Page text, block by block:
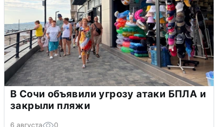
В Сочи объявили угрозу атаки БПЛА и
закрыли пляжи
6 августа 0